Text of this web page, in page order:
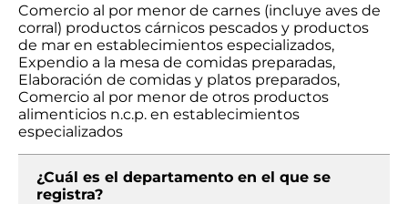
Comercio al por menor de carnes (incluye aves de
corral) productos cárnicos pescados y productos
de mar en establecimientos especializados,
Expendio a la mesa de comidas preparadas,
Elaboración de comidas y platos preparados,
Comercio al por menor de otros productos
alimenticios n.c.p. en establecimientos
especializados
¿Cuál es el departamento en el que se
registra?